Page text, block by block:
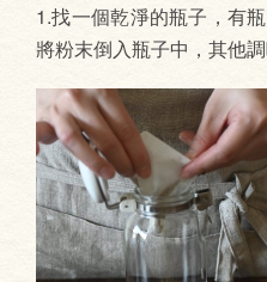
1.找一個乾淨的瓶子，有
將粉末倒入瓶子中，其他調